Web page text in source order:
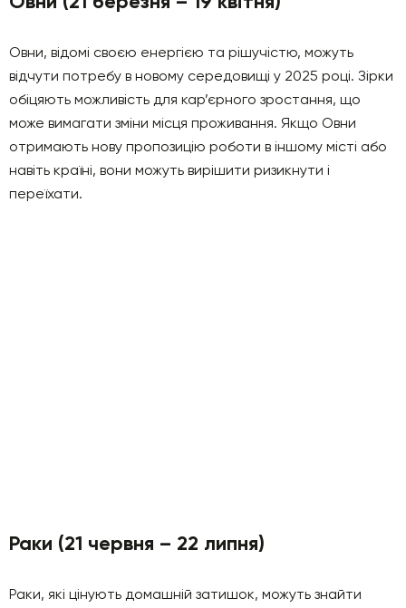
Овни, відомі своєю енергією та рішучістю, можуть
відчути потребу в новому середовищі у 2025 році. Зірки
обіцяють можливість для кар’єрного зростання, що
може вимагати зміни місця проживання. Якщо Овни
отримають нову пропозицію роботи в іншому місті або
навіть країні, вони можуть вирішити ризикнути і
переїхати.
Раки (21 червня – 22 липня)
Раки, які цінують домашній затишок, можуть знайти